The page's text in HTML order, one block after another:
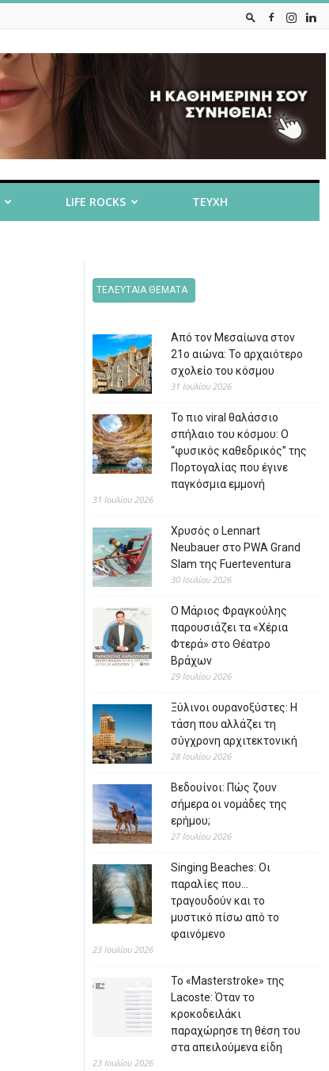
LIFE ROCKS ΤΕΥΧΗ
ΤΕΛΕΥΤΑΙΑ ΘΕΜΑΤΑ
Από τον Μεσαίωνα στον
21ο αιώνα: Το αρχαιότερο
σχολείο του κόσμου
31 Ιουλίου 2026
Το πιο viral θαλάσσιο
σπήλαιο του κόσμου: Ο
“φυσικός καθεδρικός” της
Πορτογαλίας που έγινε
παγκόσμια εμμονή
31 Ιουλίου 2026
Χρυσός ο Lennart
Neubauer στο PWA Grand
Slam της Fuerteventura
30 Ιουλίου 2026
Ο Μάριος Φραγκούλης
παρουσιάζει τα «Χέρια
Φτερά» στο Θέατρο
Βράχων
29 Ιουλίου 2026
Ξύλινοι ουρανοξύστες: Η
τάση που αλλάζει τη
σύγχρονη αρχιτεκτονική
28 Ιουλίου 2026
Βεδουίνοι: Πώς ζουν
σήμερα οι νομάδες της
ερήμου;
27 Ιουλίου 2026
Singing Beaches: Οι
παραλίες που…
τραγουδούν και το
μυστικό πίσω από το
φαινόμενο
23 Ιουλίου 2026
Το «Masterstroke» της
Lacoste: Όταν το
κροκοδειλάκι
παραχώρησε τη θέση του
στα απειλούμενα είδη
23 Ιουλίου 2026